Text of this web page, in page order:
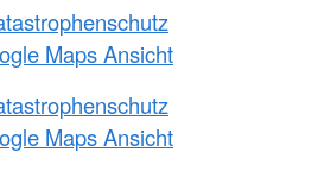
Maps Ansicht
Maps Ansicht